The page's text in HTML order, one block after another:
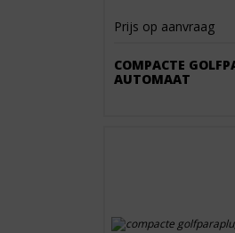
Prijs op aanvraag
COMPACTE
AUTOMAAT